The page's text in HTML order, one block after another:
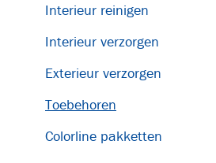
Interieur reinigen
Interieur verzorgen
Exterieur verzorgen
Toebehoren
Colorline pakketten